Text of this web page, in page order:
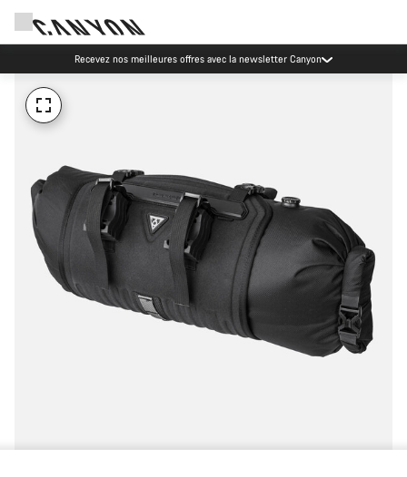
Recevez nos meilleures offres avec la newsletter Canyon